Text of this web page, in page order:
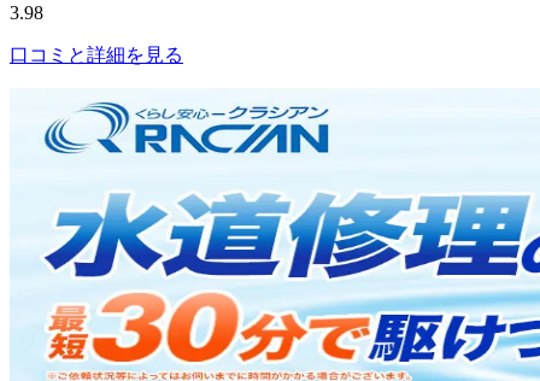
3.98
口コミと詳細を見る